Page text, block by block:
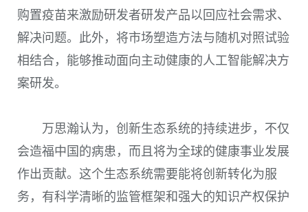
购置疫苗来激励研发者研发产品以回应社会需求、
解决问题。此外，将市场塑造方法与随机对照试验
相结合，能够推动面向主动健康的人工智能解决方
案研发。
万思瀚认为，创新生态系统的持续进步，不仅
会造福中国的病患，而且将为全球的健康事业发展
作出贡献。这个生态系统需要能将创新转化为服
务，有科学清晰的监管框架和强大的知识产权保护